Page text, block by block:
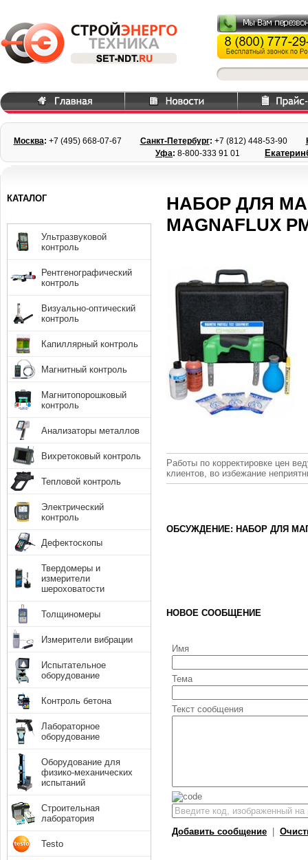
Москва: +7 (495) 668-07-67 Санкт-Петербург: +7 (812) 448-53-90
Уфа: 8-800-333 91 01
НАБОР ДЛЯ
MAGNAFLUX
Работы по корректировке цен
клиентов, во избежание
ОБСУЖДЕНИЕ: НАБОР ДЛЯ
НОВОЕ СООБЩЕНИЕ
Имя
Тема
Текст сообщения
Добавить сообщение
КАТАЛОГ
Ультразвуковой
контроль
Рентгенографический
контроль
Визуально-оптический
контроль
Капиллярный контроль
Магнитный контроль
Магнитопорошковый
контроль
Анализаторы металлов
Вихретоковый контроль
Тепловой контроль
Электрический
контроль
Дефектоскопы
Твердомеры и
измерители
шероховатости
Толщиномеры
Измерители вибрации
Испытательное
оборудование
Контроль бетона
Лабораторное
оборудование
Оборудование для
физико-механических
испытаний
Строительная
лаборатория
Testo